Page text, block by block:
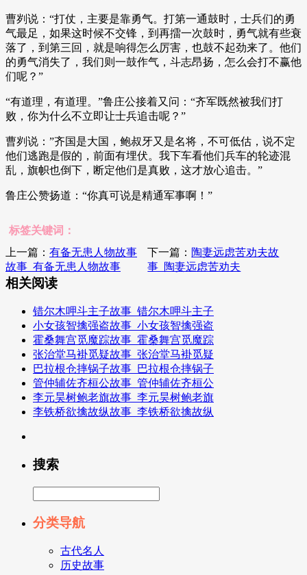
曹刿说：“打仗，主要是靠勇气。打第一通鼓时，士兵们的勇
气最足，如果这时候不交锋，到再擂一次鼓时，勇气就有些衰
落了，到第三回，就是响得怎么厉害，也鼓不起劲来了。他们
的勇气消失了，我们则一鼓作气，斗志昂扬，怎么会打不赢他
们呢？”
“有道理，有道理。”鲁庄公接着又问：“齐军既然被我们打
败，你为什么不立即让士兵追击呢？”
曹刿说：”齐国是大国，鲍叔牙又是名将，不可低估，说不定
他们逃跑是假的，前面有埋伏。我下车看他们兵车的轮迹混
乱，旗帜也倒下，断定他们是真败，这才放心追击。”
鲁庄公赞扬道：“你真可说是精通军事啊！”
标签关键词：
上一篇： 有备无患人物故事
故事_有备无患人物故事
下一篇： 陶妻远虑苦劝夫故
事_陶妻远虑苦劝夫
相关阅读
错尔木呷斗主子故事_错尔木呷斗主子
小女孩智擒强盗故事_小女孩智擒强盗
霍桑舞宫觅魔踪故事_霍桑舞宫觅魔踪
张治堂马褂觅疑故事_张治堂马褂觅疑
巴拉根仓摔锅子故事_巴拉根仓摔锅子
管仲辅佐齐桓公故事_管仲辅佐齐桓公
李元昊树鲍老旗故事_李元昊树鲍老旗
李铁桥欲擒故纵故事_李铁桥欲擒故纵
搜索
分类导航
古代名人
历史故事